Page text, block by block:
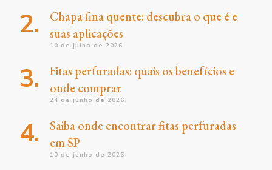
Chapa fina quente: descubra o que é e
suas aplicações
10 de julho de 2026
Fitas perfuradas: quais os benefícios e
onde comprar
24 de junho de 2026
Saiba onde encontrar fitas perfuradas
em SP
10 de junho de 2026